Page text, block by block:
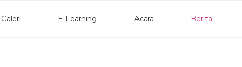
Galeri E-Learning Acara Berita